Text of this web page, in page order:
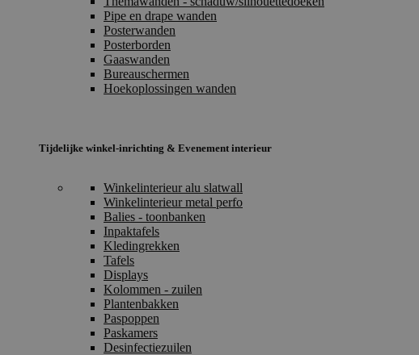
Pipe en drape wanden
Posterwanden
Posterborden
Gaaswanden
Bureauschermen
Hoekoplossingen wanden
Tijdelijke winkel-inrichting & Evenement interieur
Winkelinterieur alu slatwall
Winkelinterieur metal perfo
Balies - toonbanken
Inpaktafels
Kledingrekken
Tafels
Displays
Kolommen - zuilen
Plantenbakken
Paspoppen
Paskamers
Desinfectiezuilen